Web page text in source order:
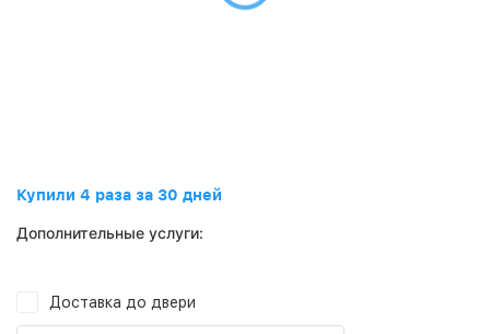
Купили 4 раза за 30 дней
Дополнительные услуги:
Доставка до двери